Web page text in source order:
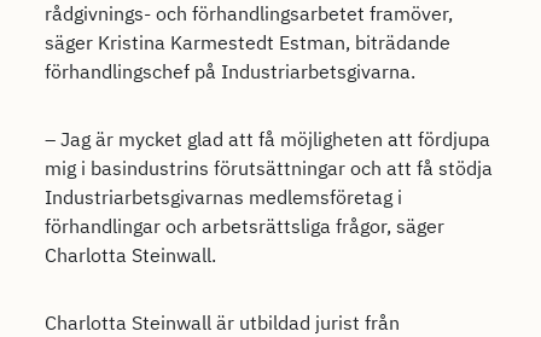
rådgivnings- och förhandlingsarbetet framöver,
säger Kristina Karmestedt Estman, biträdande
förhandlingschef på Industriarbetsgivarna.
– Jag är mycket glad att få möjligheten att fördjupa
mig i basindustrins förutsättningar och att få stödja
Industriarbetsgivarnas medlemsföretag i
förhandlingar och arbetsrättsliga frågor, säger
Charlotta Steinwall.
Charlotta Steinwall är utbildad jurist från